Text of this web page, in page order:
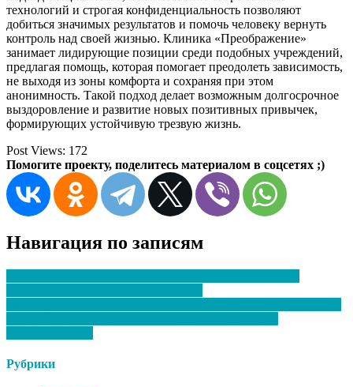
технологий и строгая конфиденциальность позволяют
добиться значимых результатов и помочь человеку вернуть
контроль над своей жизнью. Клиника «Преображение»
занимает лидирующие позиции среди подобных учреждений,
предлагая помощь, которая помогает преодолеть зависимость,
не выходя из зоны комфорта и сохраняя при этом
анонимность. Такой подход делает возможным долгосрочное
выздоровление и развитие новых позитивных привычек,
формирующих устойчивую трезвую жизнь.
Post Views: 172
Помогите проекту, поделитесь материалом в соцсетях ;)
Навигация по записям
Рубрики